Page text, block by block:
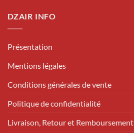
DZAIR INFO
Présentation
Mentions légales
Conditions générales de vente
Politique de confidentialité
Livraison, Retour et Remboursement